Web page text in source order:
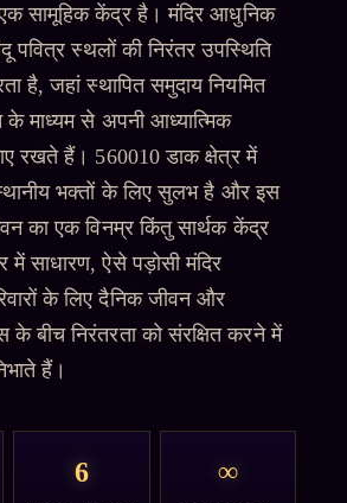
एक सामूहिक केंद्र है। मंदिर आधुनिक
पवित्र स्थलों की निरंतर उपस्थिति
है, जहां स्थापित समुदाय नियमित
के माध्यम से अपनी आध्यात्मिक
रखते हैं। 560010 डाक क्षेत्र में
भक्तों के लिए सुलभ है और इस
का एक विनम्र किंतु सार्थक केंद्र
में साधारण, ऐसे पड़ोसी मंदिर
के लिए दैनिक जीवन और
के बीच निरंतरता को संरक्षित करने में
हैं।
6 ∞